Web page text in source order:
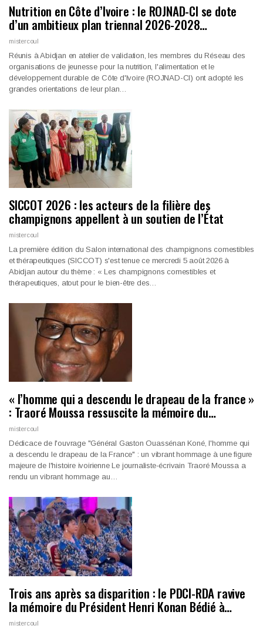
Nutrition en Côte d’Ivoire : le ROJNAD-CI se dote
d’un ambitieux plan triennal 2026-2028…
mistercoul
Réunis à Abidjan en atelier de validation, les membres du Réseau des
organisations de jeunesse pour la nutrition, l'alimentation et le
développement durable de Côte d'Ivoire (ROJNAD-CI) ont adopté les
grandes orientations de leur plan…
SICCOT 2026 : les acteurs de la filière des
champignons appellent à un soutien de l’État
mistercoul
La première édition du Salon international des champignons comestibles
et thérapeutiques (SICCOT) s'est tenue ce mercredi 5 août 2026 à
Abidjan autour du thème : « Les champignons comestibles et
thérapeutiques, atout pour le bien-être des…
« l’homme qui a descendu le drapeau de la france »
: Traoré Moussa ressuscite la mémoire du…
mistercoul
Dédicace de l'ouvrage "Général Gaston Ouassénan Koné, l'homme qui
a descendu le drapeau de la France" : un vibrant hommage à une figure
majeure de l'histoire ivoirienneLe journaliste-écrivain Traoré Moussa a
rendu un vibrant hommage au…
Trois ans après sa disparition : le PDCI-RDA ravive
la mémoire du Président Henri Konan Bédié à…
mistercoul